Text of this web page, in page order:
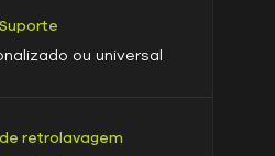
Suporte
ou universal
retrolavagem